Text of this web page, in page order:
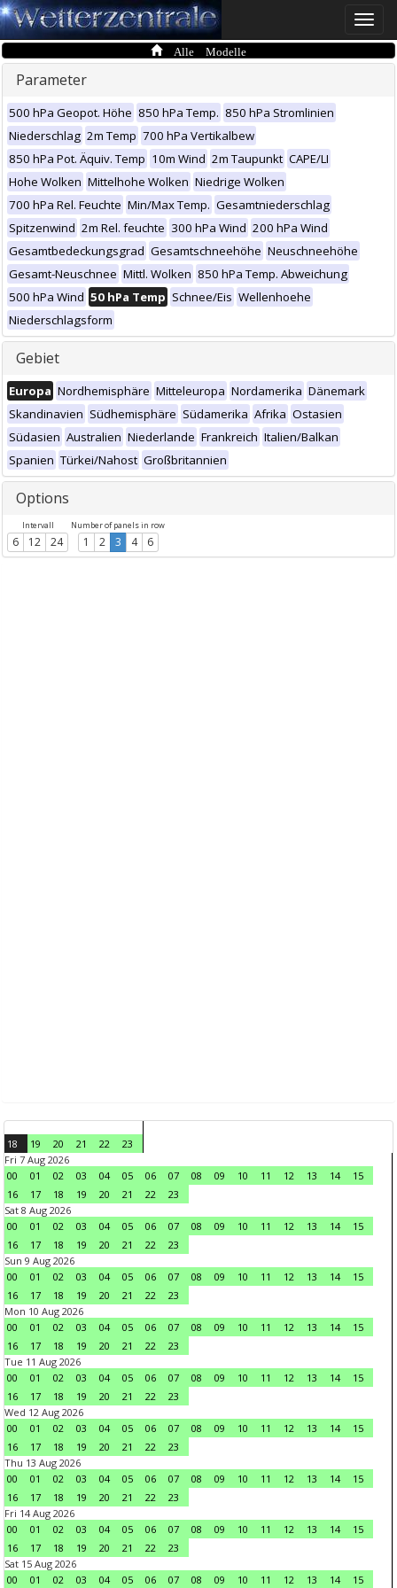
Toggle
Alle Modelle
Parameter
500 hPa Geopot. Höhe 850 hPa Temp. 850 hPa Stromlinien
Niederschlag 2m Temp 700 hPa Vertikalbew
850 hPa Pot. Äquiv. Temp 10m Wind 2m Taupunkt CAPE/LI
Hohe Wolken Mittelhohe Wolken Niedrige Wolken
700 hPa Rel. Feuchte Min/Max Temp. Gesamtniederschlag
Spitzenwind 2m Rel. feuchte 300 hPa Wind 200 hPa Wind
Gesamtbedeckungsgrad Gesamtschneehöhe Neuschneehöhe
Gesamt-Neuschnee Mittl. Wolken 850 hPa Temp. Abweichung
500 hPa Wind 50 hPa Temp Schnee/Eis Wellenhoehe
Niederschlagsform
Gebiet
Europa Nordhemisphäre Mitteleuropa Nordamerika Dänemark
Skandinavien Südhemisphäre Südamerika Afrika Ostasien
Südasien Australien Niederlande Frankreich Italien/Balkan
Spanien Türkei/Nahost Großbritannien
Options
Intervall
6 12 24
Number of panels in row
1 2 3 4 6
18 19 20 21 22
23
Fri 7 Aug 2026
00
01 02 03 04 05 06 07 08 09 10 11 12 13 14
15
16
17 18 19 20 21 22
23
Sat 8 Aug 2026
00
01 02 03 04 05 06 07 08 09 10 11 12 13 14
15
16
17 18 19 20 21 22
23
Sun 9 Aug 2026
00
01 02 03 04 05 06 07 08 09 10 11 12 13 14
15
16
17 18 19 20 21 22
23
Mon 10 Aug 2026
00
01 02 03 04 05 06 07 08 09 10 11 12 13 14
15
16
17 18 19 20 21 22
23
Tue 11 Aug 2026
00
01 02 03 04 05 06 07 08 09 10 11 12 13 14
15
16
17 18 19 20 21 22
23
Wed 12 Aug 2026
00
01 02 03 04 05 06 07 08 09 10 11 12 13 14
15
16
17 18 19 20 21 22
23
Thu 13 Aug 2026
00
01 02 03 04 05 06 07 08 09 10 11 12 13 14
15
16
17 18 19 20 21 22
23
Fri 14 Aug 2026
00
01 02 03 04 05 06 07 08 09 10 11 12 13 14
15
16
17 18 19 20 21 22
23
Sat 15 Aug 2026
00
01 02 03 04 05 06 07 08 09 10 11 12 13 14 15